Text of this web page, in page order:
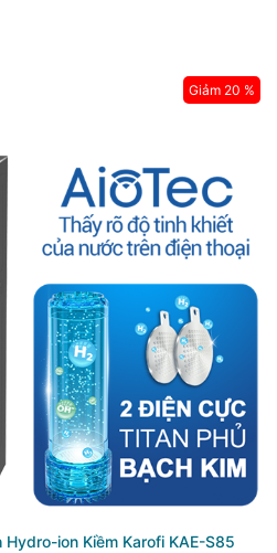
ion Kiềm Karofi KAE-S85
Giảm 20 %